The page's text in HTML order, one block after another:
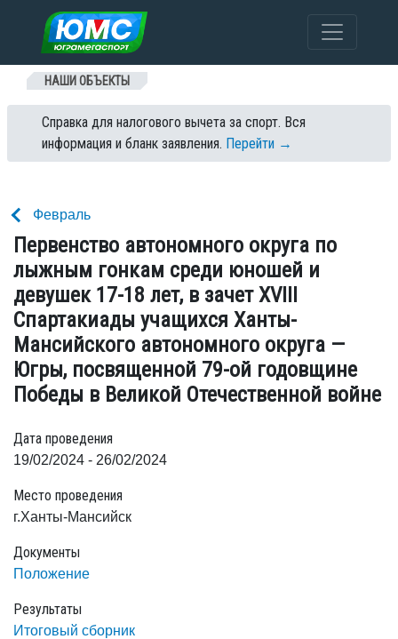
Перейти к содержанию
НАШИ ОБЪЕКТЫ
Справка для налогового вычета за спорт. Вся
информация и бланк заявления. Перейти →
Февраль
Первенство автономного округа по
лыжным гонкам среди юношей и
девушек 17-18 лет, в зачет XVIII
Спартакиады учащихся Ханты-
Мансийского автономного округа —
Югры, посвященной 79-ой годовщине
Победы в Великой Отечественной войне
Дата проведения
19/02/2024 - 26/02/2024
Место проведения
г.Ханты-Мансийск
Документы
Положение
Результаты
Итоговый сборник